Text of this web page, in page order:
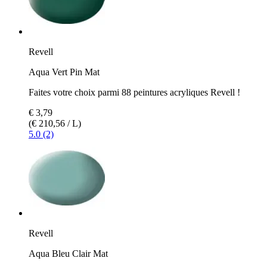
Revell
Aqua Vert Pin Mat
Faites votre choix parmi 88 peintures acryliques Revell !
€ 3,79
(€ 210,56 / L)
5.0 (2)
Revell
Aqua Bleu Clair Mat